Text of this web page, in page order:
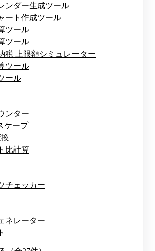
ンダー生成ツール
ート作成ツール
ツール
ツール
税 上限額シミュレーター
ツール
ール
ンター
ケープ
比計算
チェッカー
ネレーター